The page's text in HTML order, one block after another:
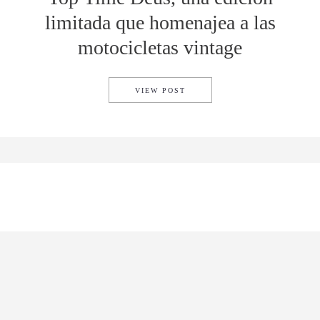
limitada que homenajea a las
motocicletas vintage
VIEW POST